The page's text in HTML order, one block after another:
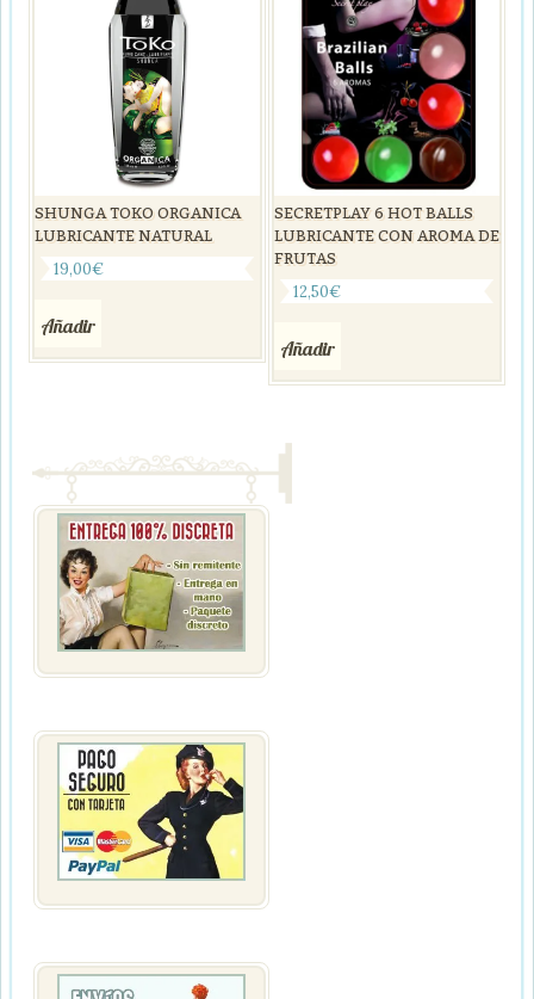
SHUNGA TOKO ORGANICA
LUBRICANTE NATURAL
19,00€
Añadir
SECRETPLAY 6 HOT BALLS
LUBRICANTE CON AROMA DE
FRUTAS
12,50€
Añadir